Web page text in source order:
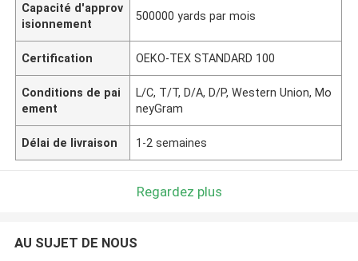
Capacité d'approv
isionnement
500000 yards par mois
Certification OEKO-TEX STANDARD 100
Conditions de pai
ement
L/C, T/T, D/A, D/P, Western Union, Mo
neyGram
Délai de livraison 1-2 semaines
Regardez plus
AU SUJET DE NOUS